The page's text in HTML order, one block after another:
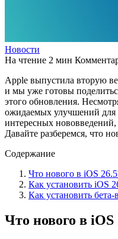
Новости
На чтение 2 мин
Apple выпустила вторую
и мы уже готовы
этого обновления.
ожидаемых улучшений для
интересных нововведений,
Давайте разберемся, что
Содержание
Что нового в iOS
Как установить iOS
Как установить
Что нового в iOS